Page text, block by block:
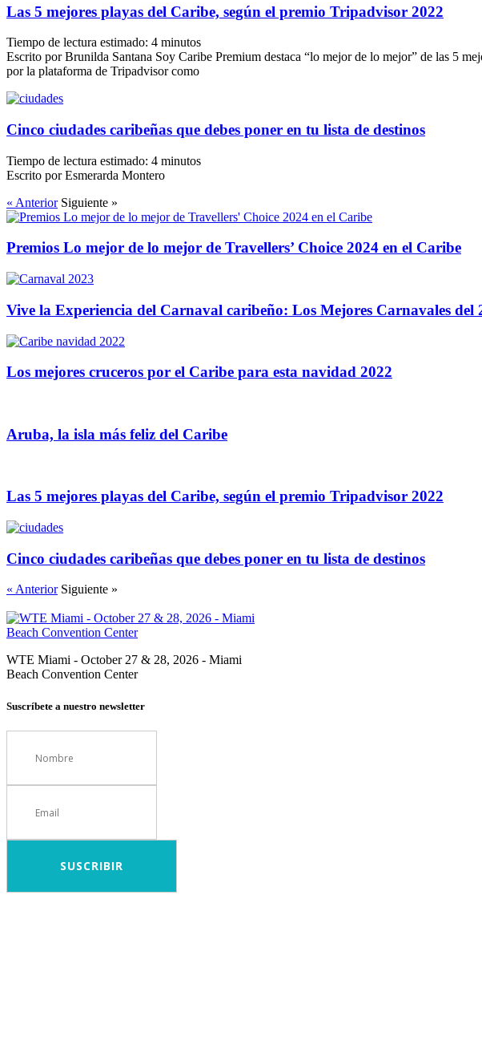
Las 5 mejores playas del Caribe, según el premio Tripadvisor 2022
Tiempo de lectura estimado: 4 minutos
Escrito por Brunilda Santana Soy Caribe Premium destaca “lo mejor de lo mejor” de las 5
por la plataforma de Tripadvisor como
Cinco ciudades caribeñas que debes poner en tu lista de destinos
Tiempo de lectura estimado: 4 minutos
Escrito por Esmerarda Montero
« Anterior Siguiente »
Premios Lo mejor de lo mejor de Travellers’ Choice 2024 en el Caribe
Vive la Experiencia del Carnaval caribeño: Los Mejores Carnavales del
Los mejores cruceros por el Caribe para esta navidad 2022
Aruba, la isla más feliz del Caribe
Las 5 mejores playas del Caribe, según el premio Tripadvisor 2022
Cinco ciudades caribeñas que debes poner en tu lista de destinos
« Anterior Siguiente »
WTE Miami - October 27 & 28, 2026 - Miami
Beach Convention Center
Suscríbete a nuestro newsletter